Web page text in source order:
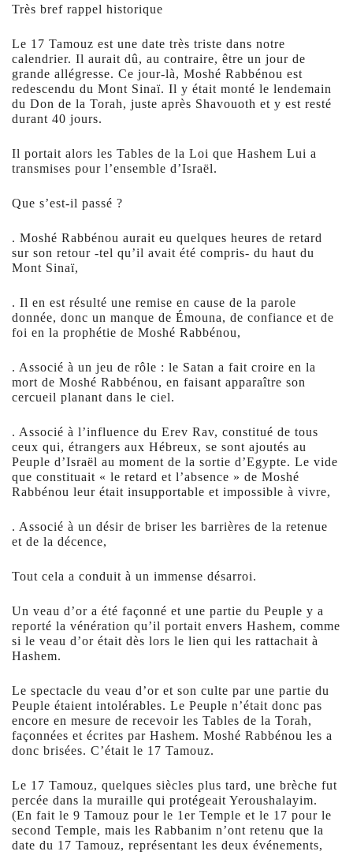
Très bref rappel historique
Le 17 Tamouz est une date très triste dans notre
calendrier. Il aurait dû, au contraire, être un jour de
grande allégresse. Ce jour-là, Moshé Rabbénou est
redescendu du Mont Sinaï. Il y était monté le lendemain
du Don de la Torah, juste après Shavouoth et y est resté
durant 40 jours.
Il portait alors les Tables de la Loi que Hashem Lui a
transmises pour l’ensemble d’Israël.
Que s’est-il passé ?
. Moshé Rabbénou aurait eu quelques heures de retard
sur son retour -tel qu’il avait été compris- du haut du
Mont Sinaï,
. Il en est résulté une remise en cause de la parole
donnée, donc un manque de Émouna, de confiance et de
foi en la prophétie de Moshé Rabbénou,
. Associé à un jeu de rôle : le Satan a fait croire en la
mort de Moshé Rabbénou, en faisant apparaître son
cercueil planant dans le ciel.
. Associé à l’influence du Erev Rav, constitué de tous
ceux qui, étrangers aux Hébreux, se sont ajoutés au
Peuple d’Israël au moment de la sortie d’Egypte. Le vide
que constituait « le retard et l’absence » de Moshé
Rabbénou leur était insupportable et impossible à vivre,
. Associé à un désir de briser les barrières de la retenue
et de la décence,
Tout cela a conduit à un immense désarroi.
Un veau d’or a été façonné et une partie du Peuple y a
reporté la vénération qu’il portait envers Hashem, comme
si le veau d’or était dès lors le lien qui les rattachait à
Hashem.
Le spectacle du veau d’or et son culte par une partie du
Peuple étaient intolérables. Le Peuple n’était donc pas
encore en mesure de recevoir les Tables de la Torah,
façonnées et écrites par Hashem. Moshé Rabbénou les a
donc brisées. C’était le 17 Tamouz.
Le 17 Tamouz, quelques siècles plus tard, une brèche fut
percée dans la muraille qui protégeait Yeroushalayim.
(En fait le 9 Tamouz pour le 1er Temple et le 17 pour le
second Temple, mais les Rabbanim n’ont retenu que la
date du 17 Tamouz, représentant les deux événements,